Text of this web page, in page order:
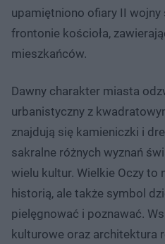
upamiętniono ofiary II
frontonie kościoła,
mieszkańców.
Dawny charakter miasta
urbanistyczny z
znajdują się kamieniczki i
sakralne różnych wyznań
wielu kultur. Wielkie Oczy to
historią, ale także symbol
pielęgnować i poznawać.
kulturowe oraz architektura